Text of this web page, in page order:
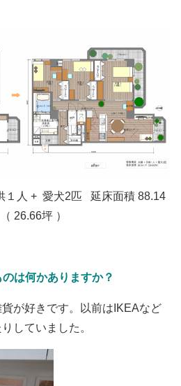
１人 + 愛犬2匹 延床面積 88.14
26.66坪 ）
は何かありますか？
が好きです。以前はIKEAなど
していました。